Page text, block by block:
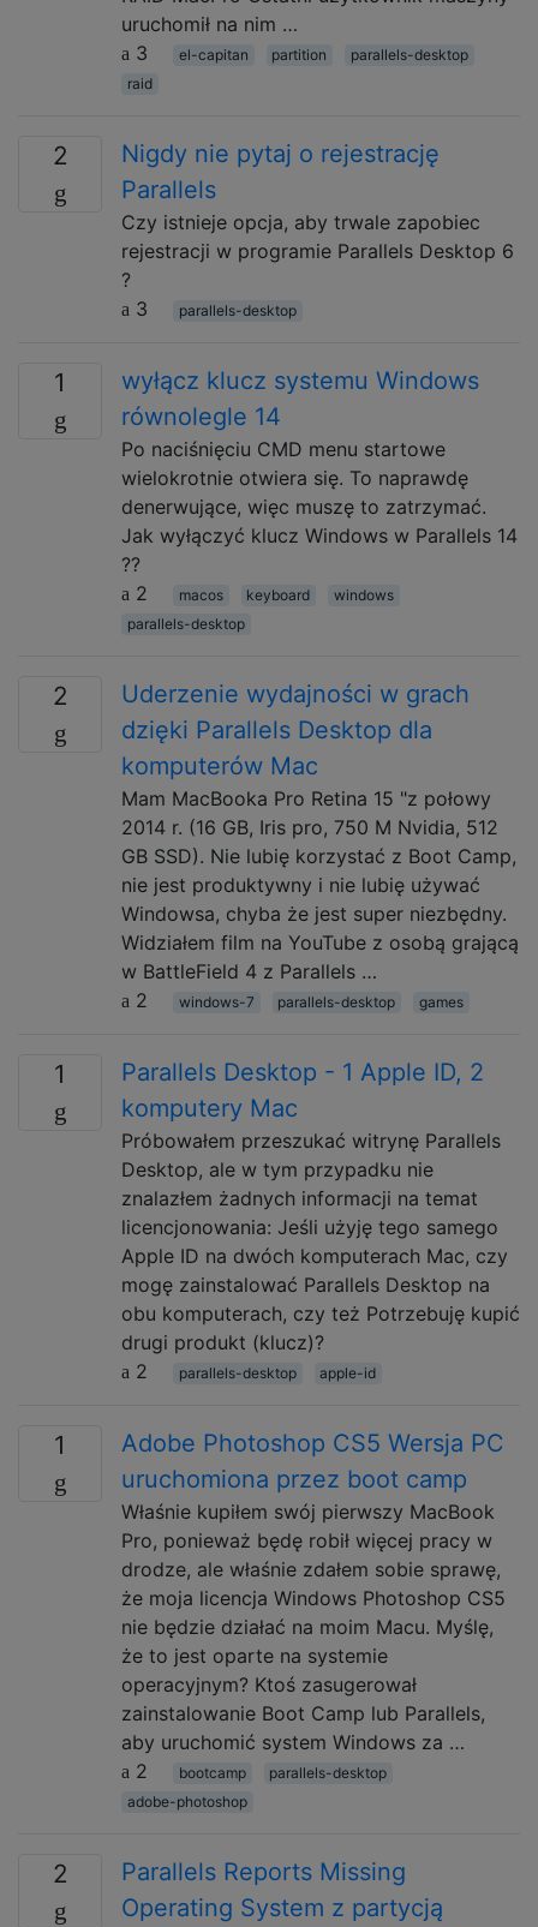
uruchomił na nim …
3
el-capitan partition
parallels-desktop
raid
2
Nigdy nie pytaj o rejestrację
Parallels
Czy istnieje opcja, aby trwale zapobiec
rejestracji w programie Parallels Desktop 6
?
3
parallels-desktop
1
wyłącz klucz systemu Windows
równolegle 14
Po naciśnięciu CMD menu startowe
wielokrotnie otwiera się. To naprawdę
denerwujące, więc muszę to zatrzymać.
Jak wyłączyć klucz Windows w Parallels 14
??
2
macos keyboard
windows
parallels-desktop
2
Uderzenie wydajności w grach
dzięki Parallels Desktop dla
komputerów Mac
Mam MacBooka Pro Retina 15 "z połowy
2014 r. (16 GB, Iris pro, 750 M Nvidia, 512
GB SSD). Nie lubię korzystać z Boot Camp,
nie jest produktywny i nie lubię używać
Windowsa, chyba że jest super niezbędny.
Widziałem film na YouTube z osobą grającą
w BattleField 4 z Parallels …
2
windows-7 parallels-desktop games
1
Parallels Desktop - 1 Apple ID, 2
komputery Mac
Próbowałem przeszukać witrynę Parallels
Desktop, ale w tym przypadku nie
znalazłem żadnych informacji na temat
licencjonowania: Jeśli użyję tego samego
Apple ID na dwóch komputerach Mac, czy
mogę zainstalować Parallels Desktop na
obu komputerach, czy też Potrzebuję kupić
drugi produkt (klucz)?
2
parallels-desktop apple-id
1
Adobe Photoshop CS5 Wersja PC
uruchomiona przez boot camp
Właśnie kupiłem swój pierwszy MacBook
Pro, ponieważ będę robił więcej pracy w
drodze, ale właśnie zdałem sobie sprawę,
że moja licencja Windows Photoshop CS5
nie będzie działać na moim Macu. Myślę,
że to jest oparte na systemie
operacyjnym? Ktoś zasugerował
zainstalowanie Boot Camp lub Parallels,
aby uruchomić system Windows za …
2
bootcamp
parallels-desktop
adobe-photoshop
2
Parallels Reports Missing
Operating System z partycją